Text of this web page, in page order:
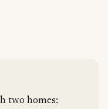
two homes: